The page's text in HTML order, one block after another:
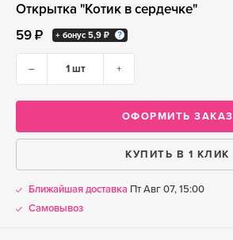
Открытка "Котик в сердечке"
59 ₽
+ бонус 5,9 ₽
– +
ОФОРМИТЬ ЗАКАЗ
КУПИТЬ В 1 КЛИК
Ближайшая доставка Пт Авг 07, 15:00
Самовывоз